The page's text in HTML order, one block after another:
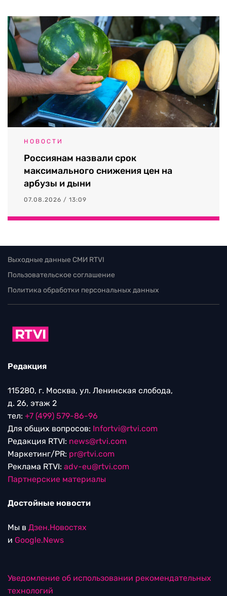
НОВОСТИ
Россиянам назвали срок
максимального снижения цен на
арбузы и дыни
07.08.2026 / 13:09
Выходные данные СМИ RTVI
Пользовательское соглашение
Политика обработки персональных данных
Редакция
115280, г. Москва, ул. Ленинская слобода,
д. 26, этаж 2
тел: +7 (499) 579-86-96
Для общих вопросов: Infortvi@rtvi.com
Редакция RTVI: news@rtvi.com
Маркетинг/PR: pr@rtvi.com
Реклама RTVI: adv-eu@rtvi.com
Партнерские материалы
Достойные новости
Мы в Дзен.Новостях
и Google.News
Уведомление об использовании рекомендательных
технологий